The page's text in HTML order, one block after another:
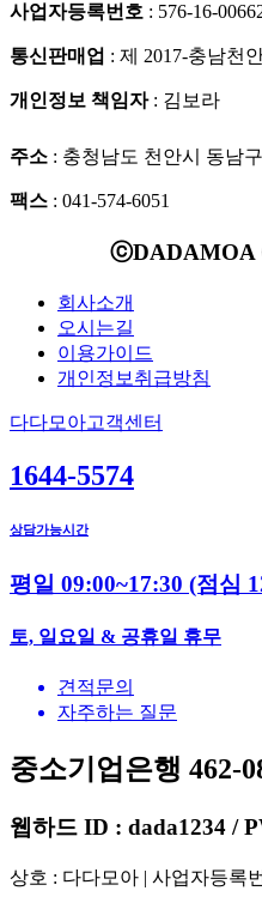
사업자등록번호 : 576-16-
통신판매업 : 제 2017-충남천
개인정보 책임자: 김보라
주소 : 충청남도 천안시 동남
팩스 : 041-574-6051
ⓒDADAMOA
회사소개
오시는길
이용가이드
개인정보취급방침
다다모아고객센터
1644-5574
상담가능시간
평일 09:00~17:30 (점심
토, 일요일 & 공휴일 휴무
견적문의
자주하는 질문
중소기업은행 462-
웹하드 ID : dada1234 /
상호 : 다다모아 | 사업자등록